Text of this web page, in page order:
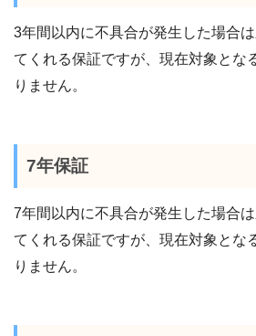
3年間以内に不具合が発生した場合
てくれる保証ですが、現在対象とな
りません。
7年保証
7年間以内に不具合が発生した場合
てくれる保証ですが、現在対象とな
りません。